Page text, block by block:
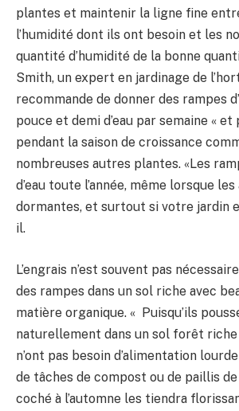
plantes et maintenir la ligne fine
l’humidité dont ils ont besoin et les
quantité d’humidité de la bonne
Smith, un expert en jardinage de
recommande de donner des rampes
pouce et demi d’eau par semaine «
pendant la saison de croissance
nombreuses autres plantes. «Les
d’eau toute l’année, même lorsque
dormantes, et surtout si votre jardin
il.
L’engrais n’est souvent pas
des rampes dans un sol riche avec
matière organique. « Puisqu’ils
naturellement dans un sol forêt riche
n’ont pas besoin d’alimentation
de tâches de compost ou de paillis
coché à l’automne les tiendra